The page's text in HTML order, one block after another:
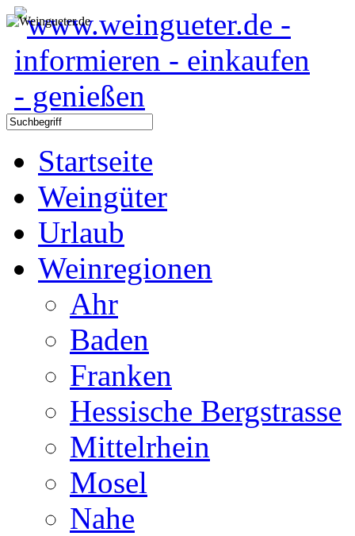
Startseite
Weingüter
Urlaub
Weinregionen
Ahr
Baden
Franken
Hessische Bergstrasse
Mittelrhein
Mosel
Nahe